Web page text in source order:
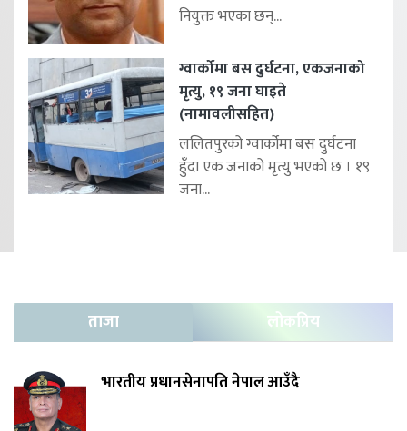
नियुक्त भएका छन्...
ग्वार्कोमा बस दुर्घटना, एकजनाको
मृत्यु, १९ जना घाइते
(नामावलीसहित)
ललितपुरको ग्वार्कोमा बस दुर्घटना
हुँदा एक जनाको मृत्यु भएको छ । १९
जना...
ताजा लोकप्रिय
भारतीय प्रधानसेनापति नेपाल आउँदै